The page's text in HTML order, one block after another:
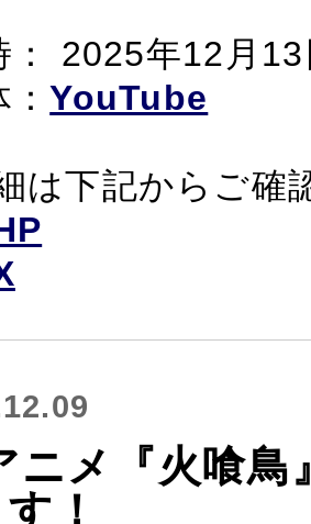
： 2025年12月
：YouTube
は下記からご確
ニメ『火喰鳥
！